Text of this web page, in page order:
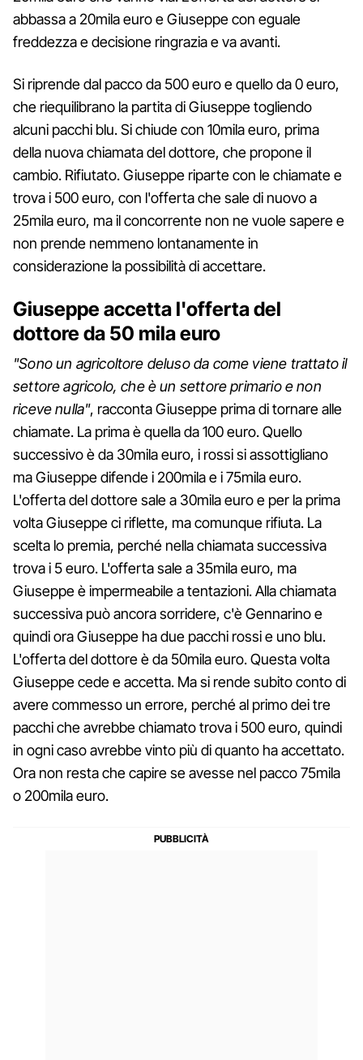
abbassa a 20mila euro e Giuseppe con eguale
freddezza e decisione ringrazia e va avanti.
Si riprende dal pacco da 500 euro e quello da 0 euro,
che riequilibrano la partita di Giuseppe togliendo
alcuni pacchi blu. Si chiude con 10mila euro, prima
della nuova chiamata del dottore, che propone il
cambio. Rifiutato. Giuseppe riparte con le chiamate e
trova i 500 euro, con l'offerta che sale di nuovo a
25mila euro, ma il concorrente non ne vuole sapere e
non prende nemmeno lontanamente in
considerazione la possibilità di accettare.
Giuseppe accetta l'offerta del
dottore da 50 mila euro
"Sono un agricoltore deluso da come viene trattato il
settore agricolo, che è un settore primario e non
riceve nulla", racconta Giuseppe prima di tornare alle
chiamate. La prima è quella da 100 euro. Quello
successivo è da 30mila euro, i rossi si assottigliano
ma Giuseppe difende i 200mila e i 75mila euro.
L'offerta del dottore sale a 30mila euro e per la prima
volta Giuseppe ci riflette, ma comunque rifiuta. La
scelta lo premia, perché nella chiamata successiva
trova i 5 euro. L'offerta sale a 35mila euro, ma
Giuseppe è impermeabile a tentazioni. Alla chiamata
successiva può ancora sorridere, c'è Gennarino e
quindi ora Giuseppe ha due pacchi rossi e uno blu.
L'offerta del dottore è da 50mila euro. Questa volta
Giuseppe cede e accetta. Ma si rende subito conto di
avere commesso un errore, perché al primo dei tre
pacchi che avrebbe chiamato trova i 500 euro, quindi
in ogni caso avrebbe vinto più di quanto ha accettato.
Ora non resta che capire se avesse nel pacco 75mila
o 200mila euro.